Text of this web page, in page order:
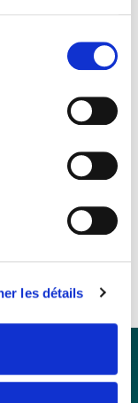
les détails
pour
Formations